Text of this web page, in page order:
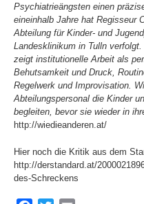
Psychiatrieängsten einen
eineinhalb Jahre hat Regisseur
Abteilung für Kinder- und
Landesklinikum in Tulln
zeigt institutionelle Arbeit als
Behutsamkeit und Druck,
Regelwerk und Improvisation.
Abteilungspersonal die Kinder
begleiten, bevor sie wieder in
http://wiedieanderen.at/
Hier noch die Kritik aus dem
http://derstandard.at/
des-Schreckens